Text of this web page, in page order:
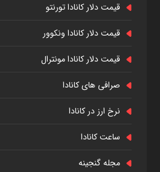
قیمت دلار کانادا تورنتو
قیمت دلار کانادا ونکوور
قیمت دلار کانادا مونترال
صرافی های کانادا
نرخ ارز در کانادا
ساعت کانادا
مجله گنجینه